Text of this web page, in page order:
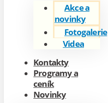
Akce a
novinky
Fotogalerie
Videa
Kontakty
Programy a
ceník
Novinky